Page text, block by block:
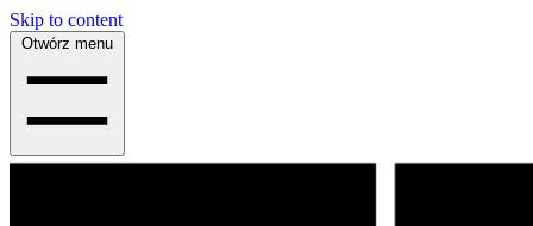
Skip to content
Otwórz menu